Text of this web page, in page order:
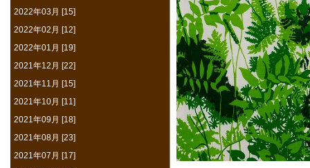
2022年03月 [15]
2022年02月 [12]
2022年01月 [19]
2021年12月 [22]
2021年11月 [15]
2021年10月 [11]
2021年09月 [18]
2021年08月 [23]
2021年07月 [17]